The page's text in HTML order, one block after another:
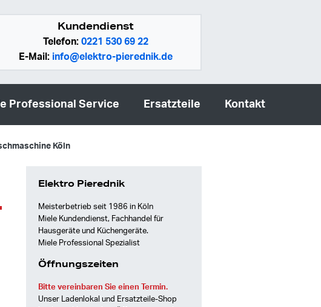
Kundendienst
Telefon: 0221 530 69 22
E-Mail: info@elektro-pierednik.de
Professional Service Ersatzteile Kontakt
Köln
Elektro Pierednik
Meisterbetrieb seit 1986 in Köln
Miele Kundendienst, Fachhandel für
Hausgeräte und Küchengeräte.
Miele Professional Spezialist
Öffnungszeiten
Bitte vereinbaren Sie einen Termin.
Unser Ladenlokal und Ersatzteile-Shop